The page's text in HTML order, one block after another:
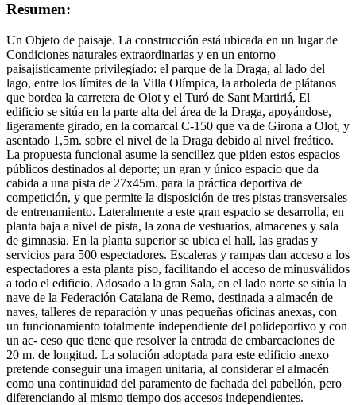
Resumen:
Un Objeto de paisaje. La construcción está ubicada en un lugar de
Condiciones naturales extraordinarias y en un entorno
paisajísticamente privilegiado: el parque de la Draga, al lado del
lago, entre los límites de la Villa Olímpica, la arboleda de plátanos
que bordea la carretera de Olot y el Turó de Sant Martiriá, El
edificio se sitúa en la parte alta del área de la Draga, apoyándose,
ligeramente girado, en la comarcal C-150 que va de Girona a Olot, y
asentado 1,5m. sobre el nivel de la Draga debido al nivel freático.
La propuesta funcional asume la sencillez que piden estos espacios
públicos destinados al deporte; un gran y único espacio que da
cabida a una pista de 27x45m. para la práctica deportiva de
competición, y que permite la disposición de tres pistas transversales
de entrenamiento. Lateralmente a este gran espacio se desarrolla, en
planta baja a nivel de pista, la zona de vestuarios, almacenes y sala
de gimnasia. En la planta superior se ubica el hall, las gradas y
servicios para 500 espectadores. Escaleras y rampas dan acceso a los
espectadores a esta planta piso, facilitando el acceso de minusválidos
a todo el edificio. Adosado a la gran Sala, en el lado norte se sitúa la
nave de la Federación Catalana de Remo, destinada a almacén de
naves, talleres de reparación y unas pequeñas oficinas anexas, con
un funcionamiento totalmente independiente del polideportivo y con
un ac- ceso que tiene que resolver la entrada de embarcaciones de
20 m. de longitud. La solución adoptada para este edificio anexo
pretende conseguir una imagen unitaria, al considerar el almacén
como una continuidad del paramento de fachada del pabellón, pero
diferenciando al mismo tiempo dos accesos independientes.